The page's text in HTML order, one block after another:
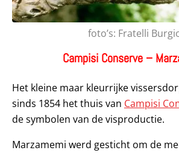
foto’s: Fratelli
Campisi Conserve –
Het kleine maar kleurrijke
sinds 1854 het thuis van Campisi
de symbolen van de visproductie.
Marzamemi werd gesticht om de